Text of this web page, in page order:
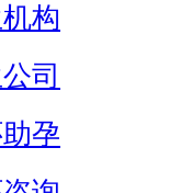
构
司
孕